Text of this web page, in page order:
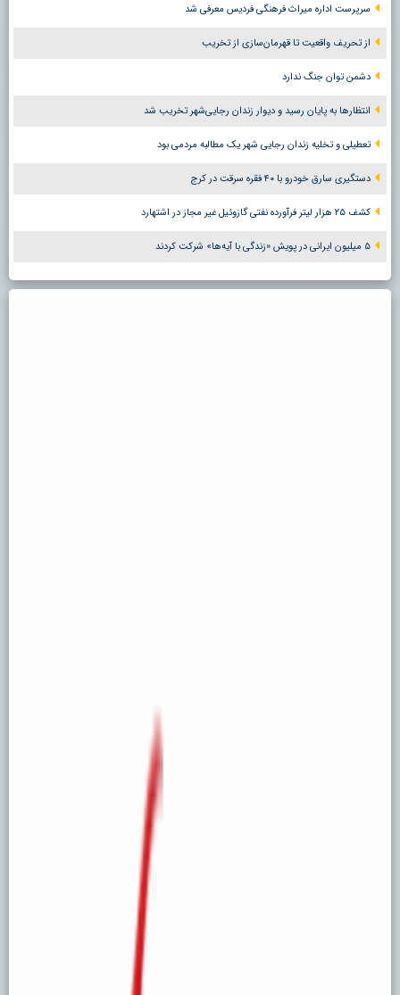
سرپرست اداره میراث فرهنگی فردیس معرفی شد
از تحریف واقعیت تا قهرمان‌سازی از تخریب
دشمن توان جنگ ندارد
انتظارها به پایان رسید و دیوار زندان رجایی‌شهر تخریب شد
تعطیلی و تخلیه زندان رجایی شهر یک مطالبه مردمی بود
دستگیری سارق خودرو با ۴۰ فقره سرقت در کرج
کشف ۲۵ هزار لیتر فرآورده نفتی گازوئیل غیر مجاز در اشتهارد
۵ میلیون ایرانی در پویش «زندگی با آیه‌ها» شرکت کردند